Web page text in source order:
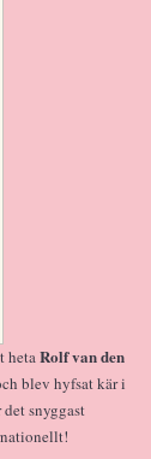
heta Rolf van den
blev hyfsat kär i
snyggast